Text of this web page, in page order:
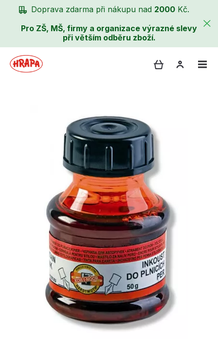
Doprava zdarma při nákupu nad 2000 Kč.
Pro ZŠ, MŠ, firmy a organizace výrazné slevy
při větším odběru zboží.